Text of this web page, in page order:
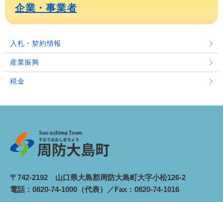
企業・事業者
入札・契約情報
産業振興
税金
〒742-2192 山口県大島郡周防大島町大字小松126-2
電話：0820-74-1000（代表）／Fax：0820-74-1016